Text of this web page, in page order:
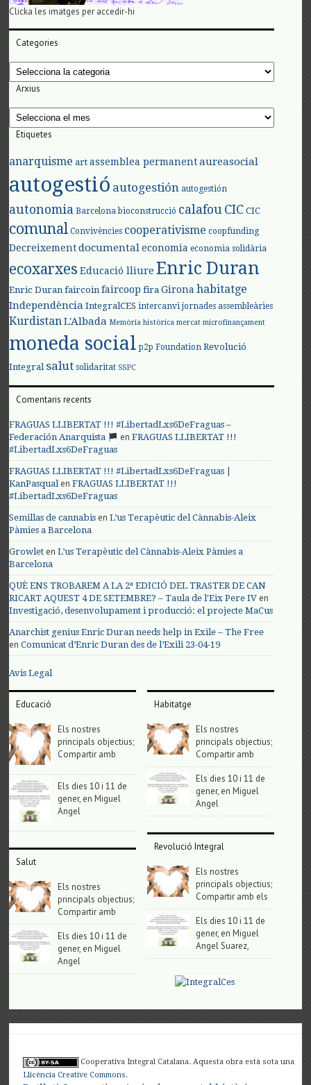
Clicka les imatges per accedir-hi
Categories
Categories
Arxius
Arxius
Etiquetes
anarquisme art assemblea permanent aureasocial
autogestió autogestión autogestión
autonomia Barcelona bioconstrucció calafouCIC CIC
comunal Convivències cooperativisme coopfunding
Decreixement documental economia economia solidària
ecoxarxes Educació lliure Enric Duran
Enric Duran faircoin faircoop fira Girona habitatge
Independència IntegralCES intercanvi jornades assembleàries
KurdistanL'Albada Memòria històrica mercat microfinançament
moneda social p2p Foundation Revolució
Integral salut solidaritat SSPC
Comentaris recents
FRAGUAS LLIBERTAT !!! #LibertadLxs6DeFraguas –
Federación Anarquista
enFRAGUAS LLIBERTAT !!!
#LibertadLxs6DeFraguas
FRAGUAS LLIBERTAT !!! #LibertadLxs6DeFraguas |
KanPasqualenFRAGUAS LLIBERTAT !!!
#LibertadLxs6DeFraguas
Semillas de cannabis enL’us Terapèutic del Cànnabis-Aleix
Pàmies a Barcelona
Growlet enL’us Terapèutic del Cànnabis-Aleix Pàmies a
Barcelona
QUÈ ENS TROBAREM A LA 2ª EDICIÓ DEL TRASTER DE CAN
RICART AQUEST 4 DE SETEMBRE? – Taula de l'Eix Pere IV en
Investigació, desenvolupament i producció: el projecte MaCus
Anarchist genius Enric Duran needs help in Exile – The Free
enComunicat d’Enric Duran des de l’Exili 23-04-19
Avis Legal
Educació
Els nostres
principals objectius;
Compartir amb
Els dies 10 i 11 de
gener, en Miguel
Angel
Salut
Els nostres
principals objectius;
Compartir amb
Els dies 10 i 11 de
gener, en Miguel
Angel
Habitatge
Els nostres
principals objectius;
Compartir amb
Els dies 10 i 11 de
gener, en Miguel
Angel
Revolució Integral
Els nostres
principals objectius;
Compartir amb els
Els dies 10 i 11 de
gener, en Miguel
Angel Suarez,
Cooperativa Integral Catalana. Aquesta obra està sota una
Llicència Creative Commons.